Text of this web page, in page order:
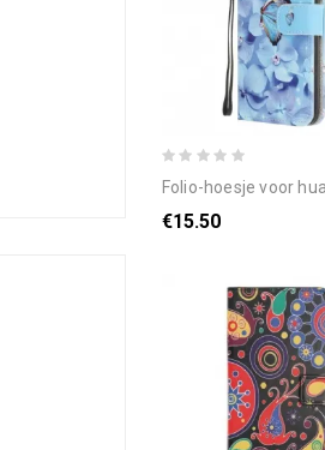
folio-hoesje voor huawei p smart s met ketting vlinders
€15.50